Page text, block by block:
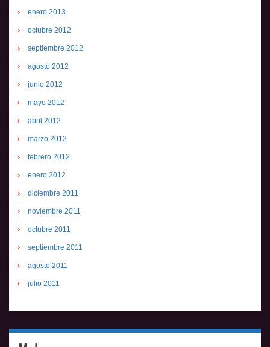
enero 2013
octubre 2012
septiembre 2012
agosto 2012
junio 2012
mayo 2012
abril 2012
marzo 2012
febrero 2012
enero 2012
diciembre 2011
noviembre 2011
octubre 2011
septiembre 2011
agosto 2011
julio 2011